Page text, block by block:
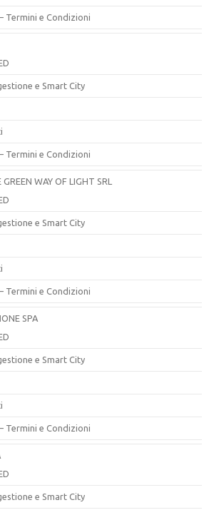
Termini e Condizioni
e Smart City
Termini e Condizioni
WAY OF LIGHT SRL
e Smart City
Termini e Condizioni
SPA
e Smart City
Termini e Condizioni
e Smart City